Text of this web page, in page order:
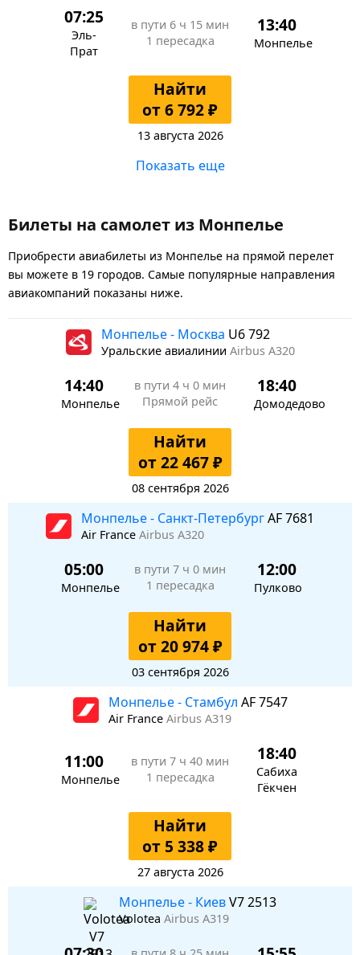
07:25
Эль-
Прат
в пути 6 ч 15 мин
1 пересадка
13:40
Монпелье
Найти
от 6 792 ₽
13 августа 2026
Показать еще
Билеты на самолет из Монпелье
Приобрести авиабилеты из Монпелье на прямой перелет
вы можете в 19 городов. Самые популярные направления
авиакомпаний показаны ниже.
Монпелье - Москва U6 792
Уральские авиалинии Airbus A320
14:40
Монпелье
в пути 4 ч 0 мин
Прямой рейс
18:40
Домодедово
Найти
от 22 467 ₽
08 сентября 2026
Монпелье - Санкт-ПетербургAF 7681
Air France Airbus A320
05:00
Монпелье
в пути 7 ч 0 мин
1 пересадка
12:00
Пулково
Найти
от 20 974 ₽
03 сентября 2026
Монпелье - Стамбул AF 7547
Air France Airbus A319
11:00
Монпелье
в пути 7 ч 40 мин
1 пересадка
18:40
Сабиха
Гёкчен
Найти
от 5 338 ₽
27 августа 2026
Монпелье - КиевV7 2513
Volotea Airbus A319